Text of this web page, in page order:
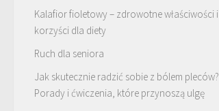
Kalafior fioletowy – zdrowotne właściwości i
korzyści dla diety
Ruch dla seniora
Jak skutecznie radzić sobie z bólem pleców?
Porady i ćwiczenia, które przynoszą ulgę